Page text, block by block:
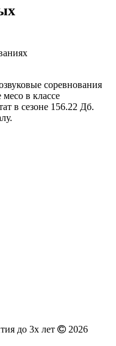
соревнования
в классе
в сезоне 156.22 Дб.
до 3х лет
2026